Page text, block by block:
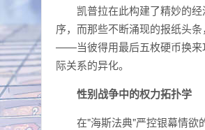
凯普拉在此构建了精妙的
序，而那些不断涌现的报纸头
——当彼得用最后五枚硬币换来
际关系的异化。
性别战争中的权力拓扑学
在"海斯法典"严控银幕情欲